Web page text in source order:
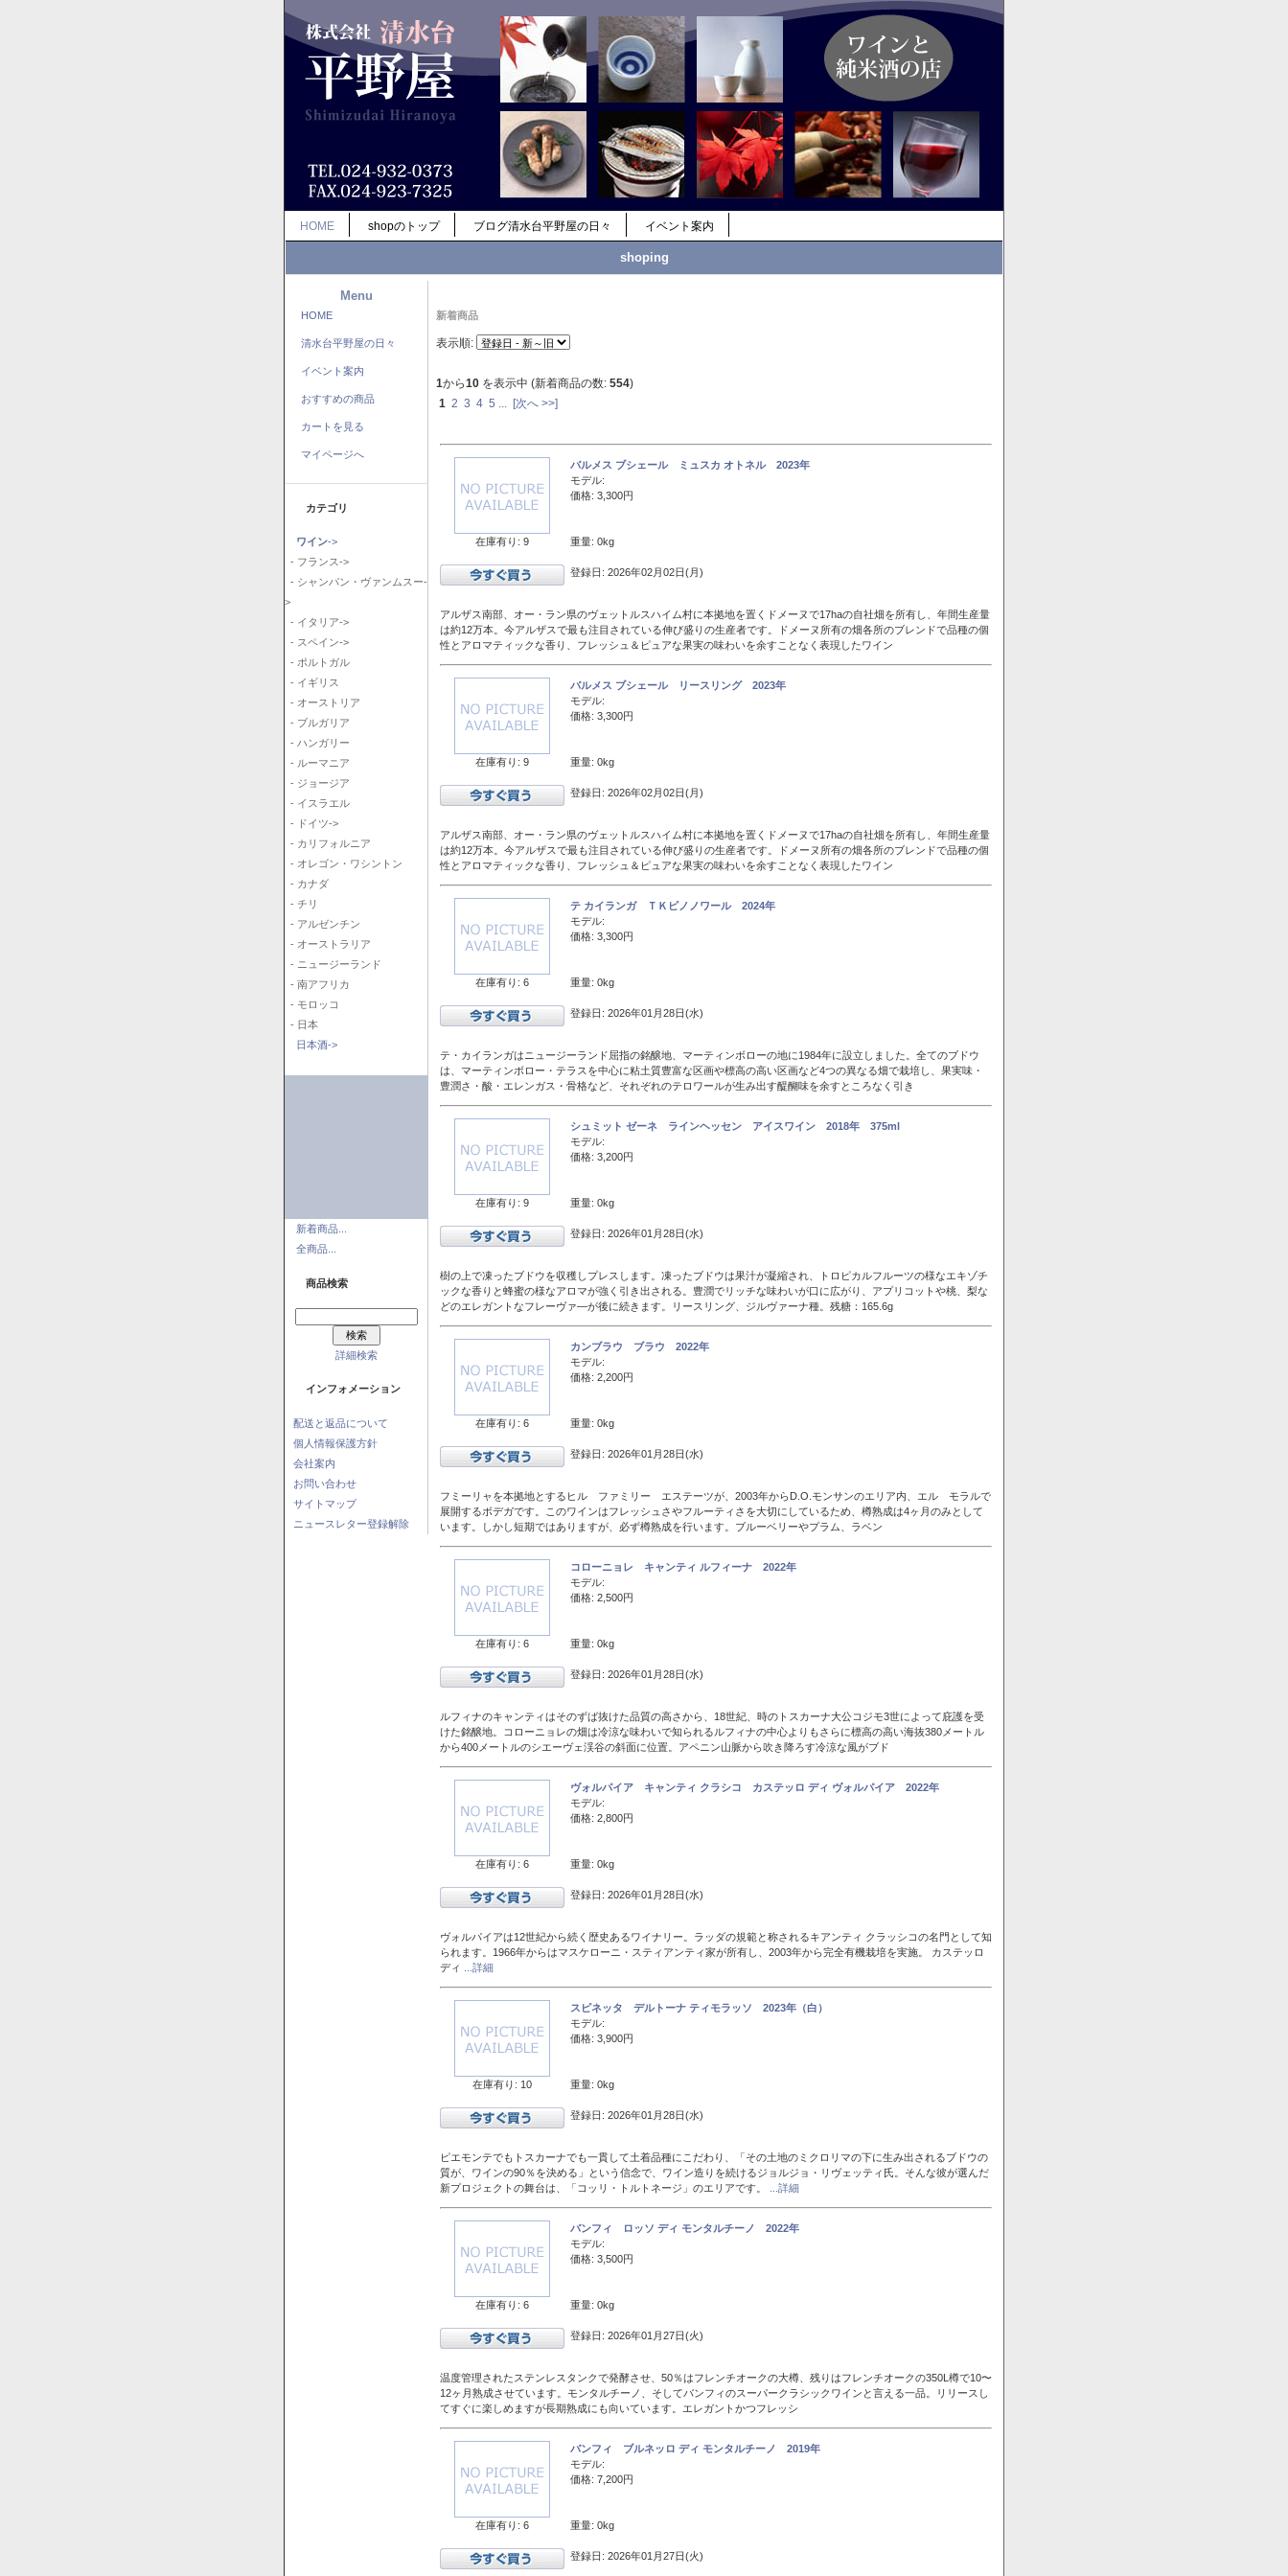
HOME shopのトップ ブログ清水台平野屋の日々 イベント案内
shoping
Menu
HOME
清水台平野屋の日々
イベント案内
おすすめの商品
カートを見る
マイページへ
カテゴリ
ワイン->
- フランス->
- シャンパン・ヴァンムスー-
>
- イタリア->
- スペイン->
- ポルトガル
- イギリス
- オーストリア
- ブルガリア
- ハンガリー
- ルーマニア
- ジョージア
- イスラエル
- ドイツ->
- カリフォルニア
- オレゴン・ワシントン
- カナダ
- チリ
- アルゼンチン
- オーストラリア
- ニュージーランド
- 南アフリカ
- モロッコ
- 日本
日本酒->
新着商品...
全商品...
商品検索
詳細検索
インフォメーション
配送と返品について
個人情報保護方針
会社案内
お問い合わせ
サイトマップ
ニュースレター登録解除
新着商品
表示順:
1から10 を表示中 (新着商品の数: 554)
1 2 3 4 5 [次へ >>]
在庫有り: 9
バルメス ブシェール ミュスカ オトネル 2023年
モデル:
価格: 3,300円
重量: 0kg
登録日: 2026年02月02日(月)
アルザス南部、オー・ラン県のヴェットルスハイム村に本拠地を置くドメーヌで17haの自社畑を所有し、年間生産量
は約12万本。今アルザスで最も注目されている伸び盛りの生産者です。ドメーヌ所有の畑各所のブレンドで品種の個
性とアロマティックな香り、フレッシュ＆ピュアな果実の味わいを余すことなく表現したワイン
在庫有り: 9
バルメス ブシェール リースリング 2023年
モデル:
価格: 3,300円
重量: 0kg
登録日: 2026年02月02日(月)
アルザス南部、オー・ラン県のヴェットルスハイム村に本拠地を置くドメーヌで17haの自社畑を所有し、年間生産量
は約12万本。今アルザスで最も注目されている伸び盛りの生産者です。ドメーヌ所有の畑各所のブレンドで品種の個
性とアロマティックな香り、フレッシュ＆ピュアな果実の味わいを余すことなく表現したワイン
在庫有り: 6
テ カイランガ ＴＫピノノワール 2024年
モデル:
価格: 3,300円
重量: 0kg
登録日: 2026年01月28日(水)
テ・カイランガはニュージーランド屈指の銘醸地、マーティンボローの地に1984年に設立しました。全てのブドウ
は、マーティンボロー・テラスを中心に粘土質豊富な区画や標高の高い区画など4つの異なる畑で栽培し、果実味・
豊潤さ・酸・エレンガス・骨格など、それぞれのテロワールが生み出す醍醐味を余すところなく引き
在庫有り: 9
シュミット ゼーネ ラインヘッセン アイスワイン 2018年 375ml
モデル:
価格: 3,200円
重量: 0kg
登録日: 2026年01月28日(水)
樹の上で凍ったブドウを収穫しプレスします。凍ったブドウは果汁が凝縮され、トロピカルフルーツの様なエキゾチ
ックな香りと蜂蜜の様なアロマが強く引き出される。豊潤でリッチな味わいが口に広がり、アプリコットや桃、梨な
どのエレガントなフレーヴァ―が後に続きます。リースリング、ジルヴァーナ種。残糖：165.6g
在庫有り: 6
カンブラウ ブラウ 2022年
モデル:
価格: 2,200円
重量: 0kg
登録日: 2026年01月28日(水)
フミーリャを本拠地とするヒル ファミリー エステーツが、2003年からD.O.モンサンのエリア内、エル モラルで
展開するボデガです。このワインはフレッシュさやフルーティさを大切にしているため、樽熟成は4ヶ月のみとして
います。しかし短期ではありますが、必ず樽熟成を行います。ブルーベリーやプラム、ラベン
在庫有り: 6
コローニョレ キャンティ ルフィーナ 2022年
モデル:
価格: 2,500円
重量: 0kg
登録日: 2026年01月28日(水)
ルフィナのキャンティはそのずば抜けた品質の高さから、18世紀、時のトスカーナ大公コジモ3世によって庇護を受
けた銘醸地。コローニョレの畑は冷涼な味わいで知られるルフィナの中心よりもさらに標高の高い海抜380メートル
から400メートルのシエーヴェ渓谷の斜面に位置。アペニン山脈から吹き降ろす冷涼な風がブド
在庫有り: 6
ヴォルパイア キャンティ クラシコ カステッロ ディ ヴォルパイア 2022年
モデル:
価格: 2,800円
重量: 0kg
登録日: 2026年01月28日(水)
ヴォルパイアは12世紀から続く歴史あるワイナリー。ラッダの規範と称されるキアンティ クラッシコの名門として知
られます。1966年からはマスケローニ・スティアンティ家が所有し、2003年から完全有機栽培を実施。 カステッロ
ディ
...詳細
在庫有り: 10
スピネッタ デルトーナ ティモラッソ 2023年（白）
モデル:
価格: 3,900円
重量: 0kg
登録日: 2026年01月28日(水)
ピエモンテでもトスカーナでも一貫して土着品種にこだわり、「その土地のミクロリマの下に生み出されるブドウの
質が、ワインの90％を決める」という信念で、ワイン造りを続けるジョルジョ・リヴェッティ氏。そんな彼が選んだ
新プロジェクトの舞台は、「コッリ・トルトネージ」のエリアです。
...詳細
在庫有り: 6
バンフィ ロッソ ディ モンタルチーノ 2022年
モデル:
価格: 3,500円
重量: 0kg
登録日: 2026年01月27日(火)
温度管理されたステンレスタンクで発酵させ、50％はフレンチオークの大樽、残りはフレンチオークの350L樽で10〜
12ヶ月熟成させています。モンタルチーノ、そしてバンフィのスーパークラシックワインと言える一品。リリースし
てすぐに楽しめますが長期熟成にも向いています。エレガントかつフレッシ
在庫有り: 6
バンフィ ブルネッロ ディ モンタルチーノ 2019年
モデル:
価格: 7,200円
重量: 0kg
登録日: 2026年01月27日(火)